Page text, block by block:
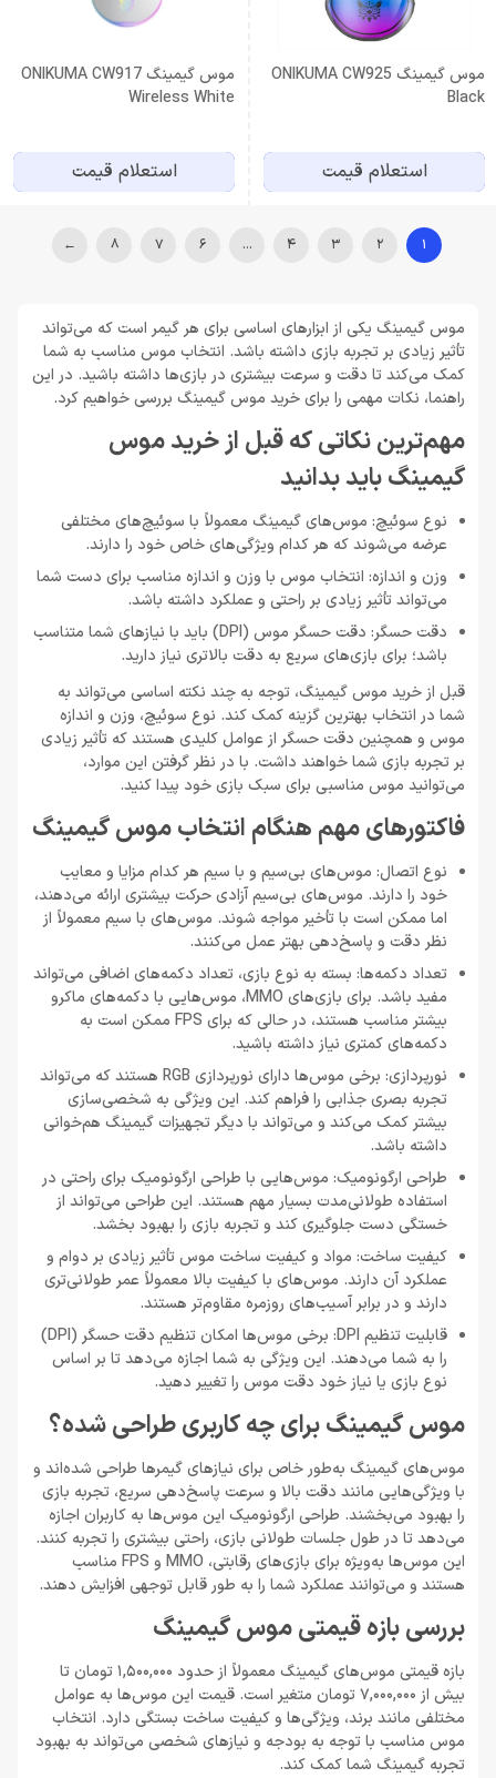
موس گیمینگ ONIKUMA CW925
Black
استعلام قیمت
موس گیمینگ ONIKUMA CW917
Wireless White
استعلام قیمت
1
2
3
4
…
6
7
8
←
موس گیمینگ یکی از ابزارهای اساسی برای هر گیمر است که می‌تواند
تأثیر زیادی بر تجربه بازی داشته باشد. انتخاب موس مناسب به شما
کمک می‌کند تا دقت و سرعت بیشتری در بازی‌ها داشته باشید. در این
راهنما، نکات مهمی را برای خرید موس گیمینگ بررسی خواهیم کرد.
مهم‌ترین نکاتی که قبل از خرید موس
گیمینگ باید بدانید
نوع سوئیچ: موس‌های گیمینگ معمولاً با سوئیچ‌های مختلفی
عرضه می‌شوند که هر کدام ویژگی‌های خاص خود را دارند.
وزن و اندازه: انتخاب موس با وزن و اندازه مناسب برای دست شما
می‌تواند تأثیر زیادی بر راحتی و عملکرد داشته باشد.
دقت حسگر: دقت حسگر موس (DPI) باید با نیازهای شما متناسب
باشد؛ برای بازی‌های سریع به دقت بالاتری نیاز دارید.
قبل از خرید موس گیمینگ، توجه به چند نکته اساسی می‌تواند به
شما در انتخاب بهترین گزینه کمک کند. نوع سوئیچ، وزن و اندازه
موس و همچنین دقت حسگر از عوامل کلیدی هستند که تأثیر زیادی
بر تجربه بازی شما خواهند داشت. با در نظر گرفتن این موارد،
می‌توانید موس مناسبی برای سبک بازی خود پیدا کنید.
فاکتورهای مهم هنگام انتخاب موس گیمینگ
نوع اتصال: موس‌های بی‌سیم و با سیم هر کدام مزایا و معایب
خود را دارند. موس‌های بی‌سیم آزادی حرکت بیشتری ارائه می‌دهند،
اما ممکن است با تأخیر مواجه شوند. موس‌های با سیم معمولاً از
نظر دقت و پاسخ‌دهی بهتر عمل می‌کنند.
تعداد دکمه‌ها: بسته به نوع بازی، تعداد دکمه‌های اضافی می‌تواند
مفید باشد. برای بازی‌های MMO، موس‌هایی با دکمه‌های ماکرو
بیشتر مناسب هستند، در حالی که برای FPS ممکن است به
دکمه‌های کمتری نیاز داشته باشید.
نورپردازی: برخی موس‌ها دارای نورپردازی RGB هستند که می‌تواند
تجربه بصری جذابی را فراهم کند. این ویژگی به شخصی‌سازی
بیشتر کمک می‌کند و می‌تواند با دیگر تجهیزات گیمینگ هم‌خوانی
داشته باشد.
طراحی ارگونومیک: موس‌هایی با طراحی ارگونومیک برای راحتی در
استفاده طولانی‌مدت بسیار مهم هستند. این طراحی می‌تواند از
خستگی دست جلوگیری کند و تجربه بازی را بهبود بخشد.
کیفیت ساخت: مواد و کیفیت ساخت موس تأثیر زیادی بر دوام و
عملکرد آن دارند. موس‌های با کیفیت بالا معمولاً عمر طولانی‌تری
دارند و در برابر آسیب‌های روزمره مقاوم‌تر هستند.
قابلیت تنظیم DPI: برخی موس‌ها امکان تنظیم دقت حسگر (DPI)
را به شما می‌دهند. این ویژگی به شما اجازه می‌دهد تا بر اساس
نوع بازی یا نیاز خود دقت موس را تغییر دهید.
موس گیمینگ برای چه کاربری طراحی شده؟
موس‌های گیمینگ به‌طور خاص برای نیازهای گیمرها طراحی شده‌اند و
با ویژگی‌هایی مانند دقت بالا و سرعت پاسخ‌دهی سریع، تجربه بازی
را بهبود می‌بخشند. طراحی ارگونومیک این موس‌ها به کاربران اجازه
می‌دهد تا در طول جلسات طولانی بازی، راحتی بیشتری را تجربه کنند.
این موس‌ها به‌ویژه برای بازی‌های رقابتی، MMO و FPS مناسب
هستند و می‌توانند عملکرد شما را به طور قابل توجهی افزایش دهند.
بررسی بازه قیمتی موس گیمینگ
بازه قیمتی موس‌های گیمینگ معمولاً از حدود 1,500,000 تومان تا
بیش از 7,000,000 تومان متغیر است. قیمت این موس‌ها به عوامل
مختلفی مانند برند، ویژگی‌ها و کیفیت ساخت بستگی دارد. انتخاب
موس مناسب با توجه به بودجه و نیازهای شخصی می‌تواند به بهبود
تجربه گیمینگ شما کمک کند.